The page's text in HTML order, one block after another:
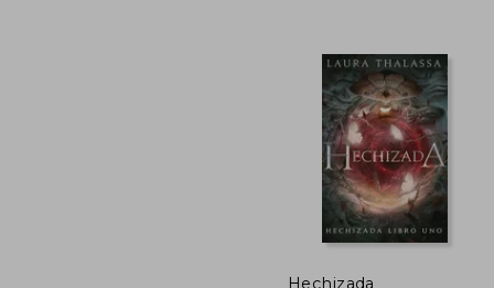
45%
dcto.
Hechizada